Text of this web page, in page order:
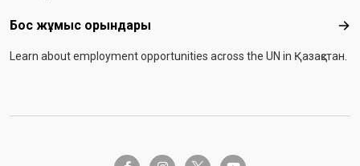
Бос жұмыс орындары
Learn about employment opportunities across the UN in Қазақстан.
twitter-x